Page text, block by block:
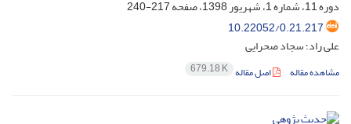
دوره 11، شماره 1، شهریور 1398، صفحه
217-240
10.22052/0.21.217
علی راد؛ سجاد صحرایی
مشاهده مقاله اصل مقاله 679.18 K